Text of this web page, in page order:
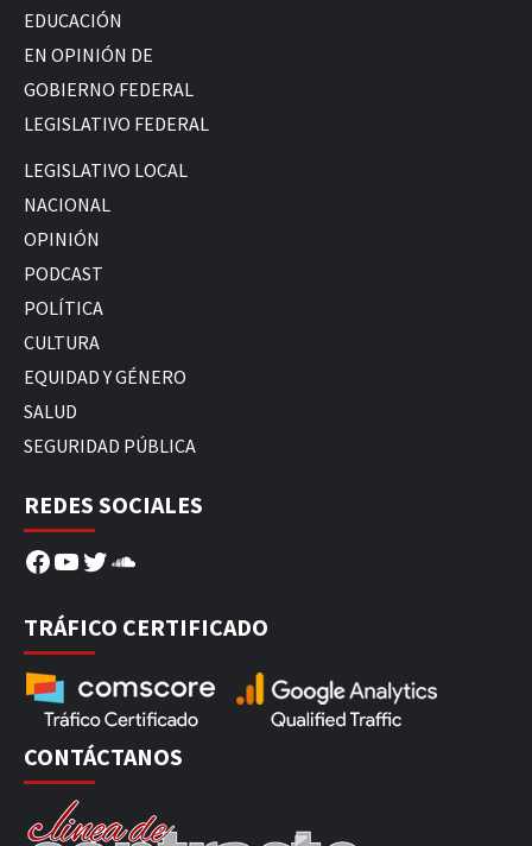
EDUCACIÓN
EN OPINIÓN DE
GOBIERNO FEDERAL
LEGISLATIVO FEDERAL
LEGISLATIVO LOCAL
NACIONAL
OPINIÓN
PODCAST
POLÍTICA
CULTURA
EQUIDAD Y GÉNERO
SALUD
SEGURIDAD PÚBLICA
REDES SOCIALES
Facebook
YouTube
Twitter
SoundCloud
TRÁFICO CERTIFICADO
CONTÁCTANOS